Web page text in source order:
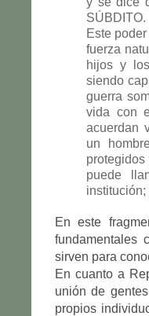
SÚBDITO.
Este
fuerza
hijos y
siendo
guerra
vida con
acuerdan
un
protegidos
puede
institución;
En este
fundamentales
sirven para
En cuanto a
unión de
propios